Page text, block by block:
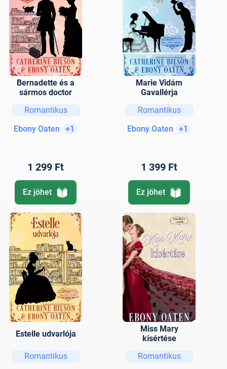
Bernadette és a
sármos doctor
Romantikus
Ebony Oaten
+1
1 299 Ft
Ez jöhet
Marie Vidám
Gavallérja
Romantikus
Ebony Oaten
+1
1 399 Ft
Ez jöhet
Estelle udvarlója
Romantikus
Miss Mary
kísértése
Romantikus